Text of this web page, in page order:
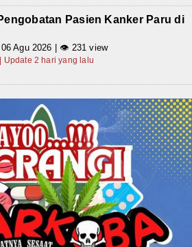
Pasien Kanker Paru di
Agu 2026 | 👁 231 view
Update 2 hari yang lalu